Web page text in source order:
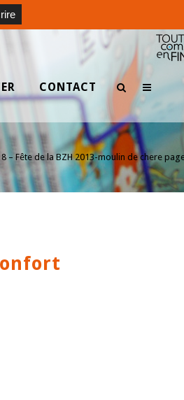
CONTACT
8 – Fête de la BZH 2013-moulin de chere